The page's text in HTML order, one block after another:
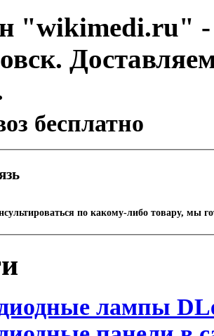
"wikimedi.ru" -
бесплатно
по какому-либо товару, мы
лампы